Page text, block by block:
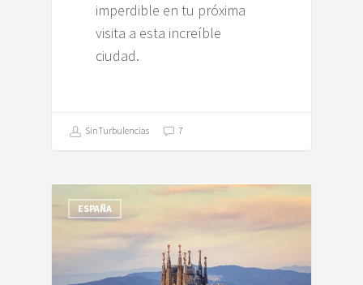
imperdible en tu próxima
visita a esta increíble
ciudad.
SinTurbulencias 7
ESPAÑA